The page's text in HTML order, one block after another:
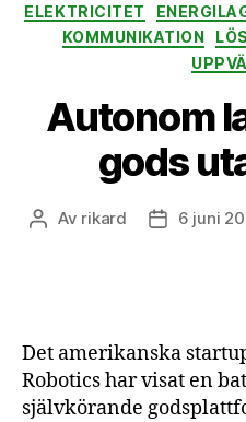
ELEKTRICITET
KOMMUNIKATION
Autonom
gods
Inläggsförfattare
Av rikard 6 juni
Det amerikanska
Robotics har visat en
självkörande